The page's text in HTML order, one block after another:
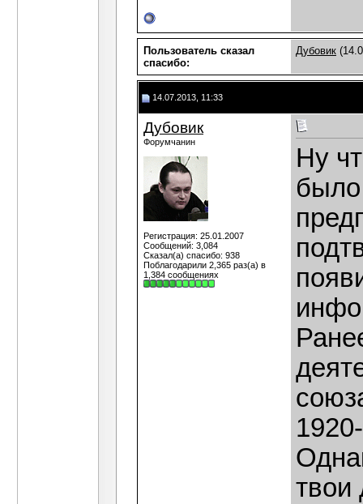
Пользователь сказал
cпасибо:
Дубовик
14.07.2013, 11:33
Дубовик
Форумчанин
Регистрация: 25.01.2007
Сообщений: 3,084
Сказал(а) спасибо: 938
Поблагодарили 2,365 раз(а) в
1,384 сообщениях
Ну
твои